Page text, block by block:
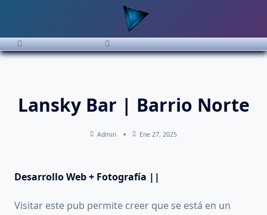
contenido
Lansky Bar | Barrio Norte
Admin Ene 27, 2025
Desarrollo Web + Fotografía ||
Visitar este pub permite creer que se está en un